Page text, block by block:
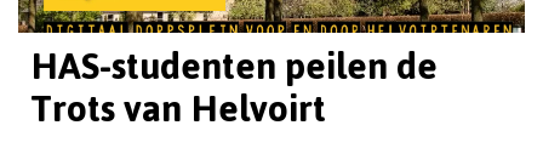
HAS-studenten peilen de
Trots van Helvoirt